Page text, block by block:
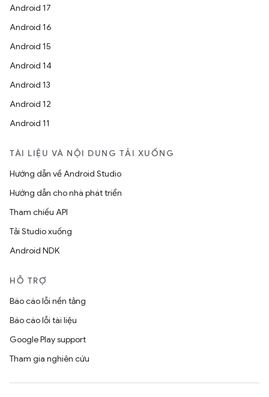
Android 17
Android 16
Android 15
Android 14
Android 13
Android 12
Android 11
TÀI LIỆU VÀ NỘI DUNG TẢI XUỐNG
Hướng dẫn về Android Studio
Hướng dẫn cho nhà phát triển
Tham chiếu API
Tải Studio xuống
Android NDK
HỖ TRỢ
Báo cáo lỗi nền tảng
Báo cáo lỗi tài liệu
Google Play support
Tham gia nghiên cứu